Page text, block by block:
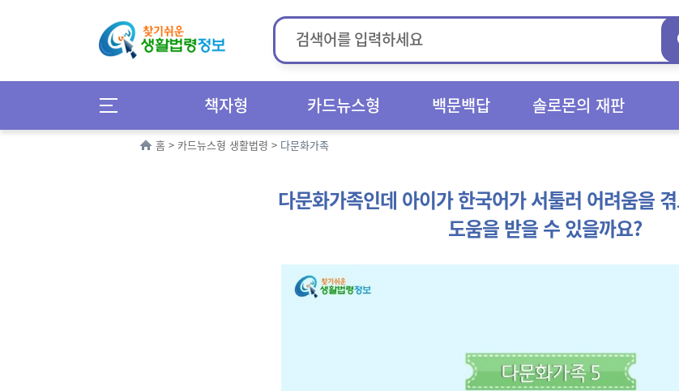
책자형 카드뉴스형 백문백답 솔로몬의 재판
홈 > 카드뉴스형 생활법령 > 다문화가족
다문화가족인데 아이가 한국어가 서툴러 어려움을
도움을 받을 수 있을까요?